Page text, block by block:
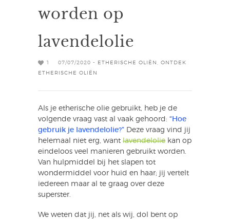
worden op
lavendelolie
1 07/07/2020 - ETHERISCHE OLIËN
ONTDEK
ETHERISCHE OLIËN
Als je etherische olie gebruikt, heb je de
volgende vraag vast al vaak gehoord: “Hoe
gebruik je lavendelolie?” Deze vraag vind jij
helemaal niet erg, want lavendelolie kan op
eindeloos veel manieren gebruikt worden.
Van hulpmiddel bij het slapen tot
wondermiddel voor huid en haar; jij vertelt
iedereen maar al te graag over deze
superster.
We weten dat jij, net als wij, dol bent op